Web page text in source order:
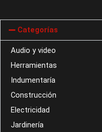
Categorías
Audio y video
Herramientas
Indumentaría
Construcción
Electricidad
Jardinería